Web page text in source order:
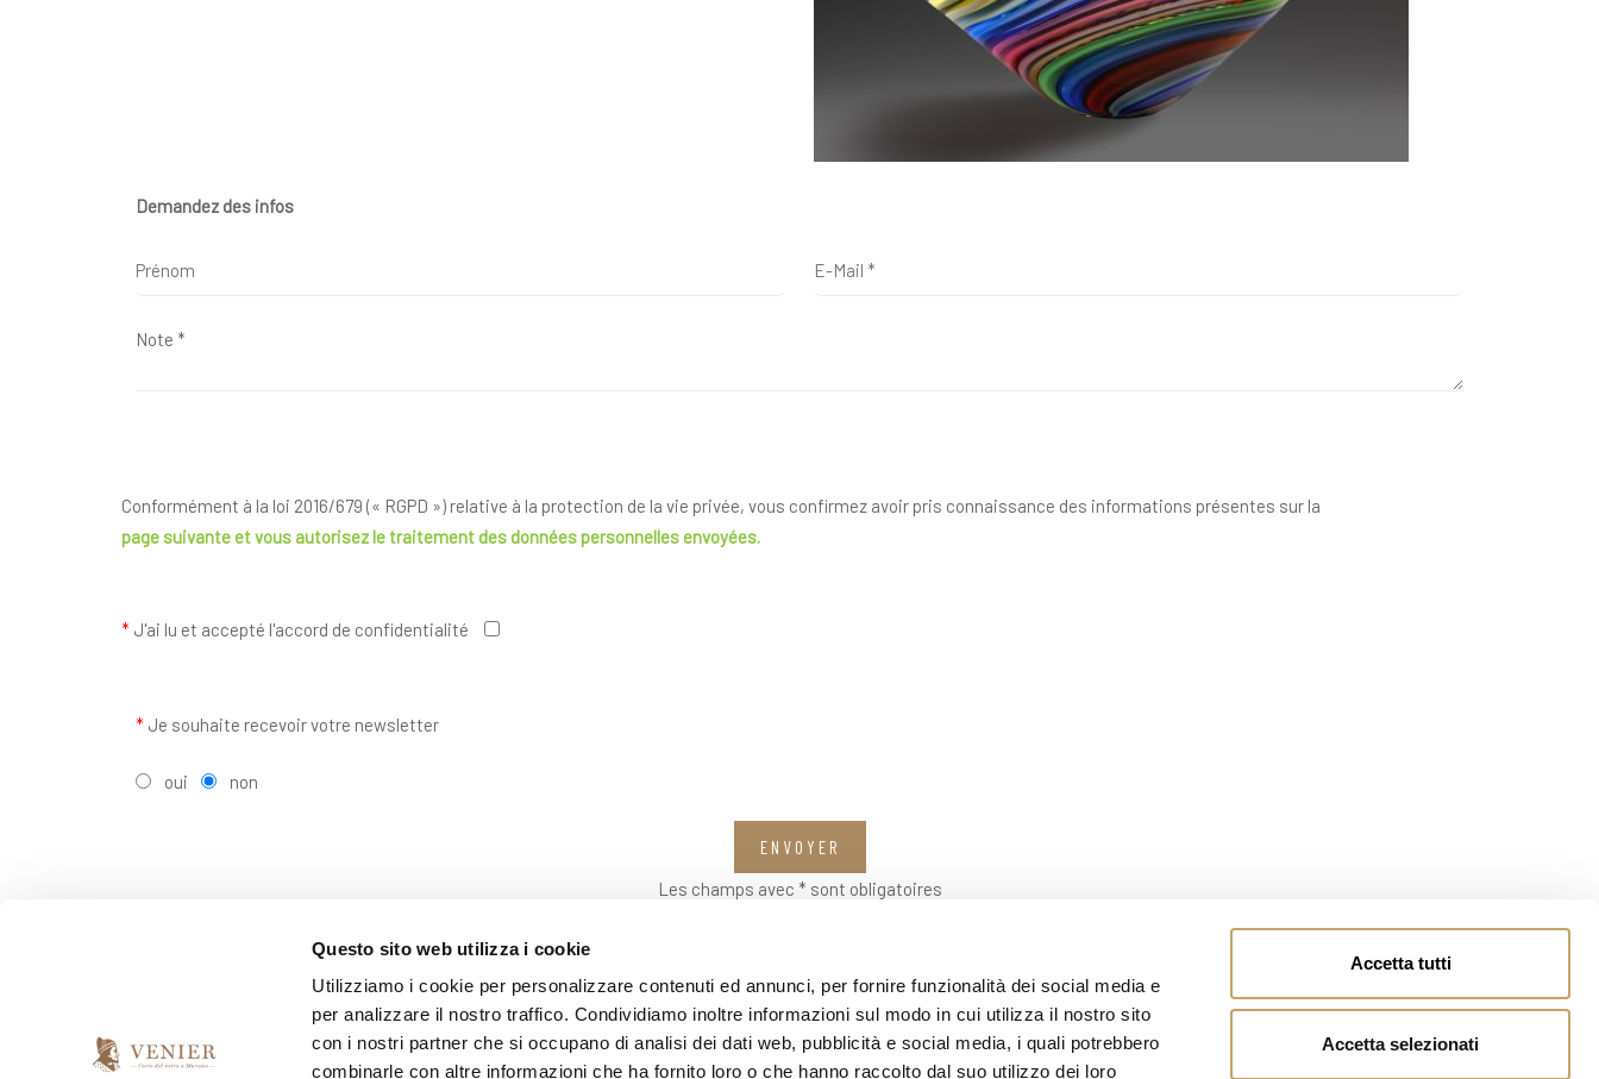
Questo sito web utilizza i cookie
Utilizziamo i cookie per personalizzare contenuti ed annunci, per fornire funzionalità dei social media e
per analizzare il nostro traffico. Condividiamo inoltre informazioni sul modo in cui utilizza il nostro sito
con i nostri partner che si occupano di analisi dei dati web, pubblicità e social media, i quali potrebbero
combinarle con altre informazioni che ha fornito loro o che hanno raccolto dal suo utilizzo dei loro
Accetta tutti
Accetta selezionati
Demandez des infos
Conformément à la loi 2016/679 (« RGPD ») relative à la protection de la vie privée, vous confirmez avoir pris connaissance des informations présentes sur la
page suivanteet vous autorisez le traitement des données personnelles envoyées.
* J'ai lu et accepté l'accord de confidentialité
* Je souhaite recevoir votre newsletter
oui non
ENVOYER
Les champs avec * sont obligatoires